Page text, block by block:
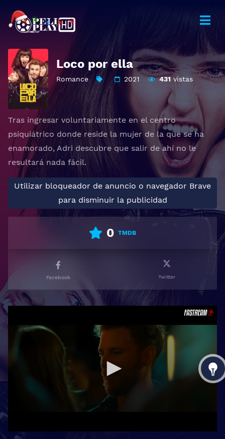
Loco por ella
Romance 2021 431vistas
Tras ingresar voluntariamente en el centro
psiquiátrico donde reside la mujer de la que se ha
enamorado, Adri descubre que salir de ahí no le
resultará nada fácil.
Utilizar bloqueador de anuncio o navegador Brave
para disminuir la publicidad
0 TMDB
Facebook Twitter